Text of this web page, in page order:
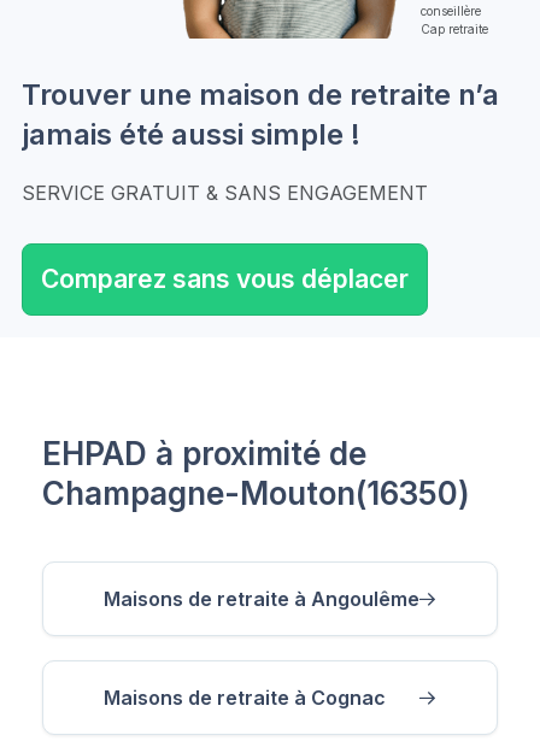
conseillère
Cap retraite
Trouver une maison de retraite n’a
jamais été aussi simple !
SERVICE GRATUIT & SANS ENGAGEMENT
Comparez sans vous déplacer
EHPAD à proximité de
Champagne-Mouton(16350)
Maisons de retraite à Angoulême
Maisons de retraite à Cognac